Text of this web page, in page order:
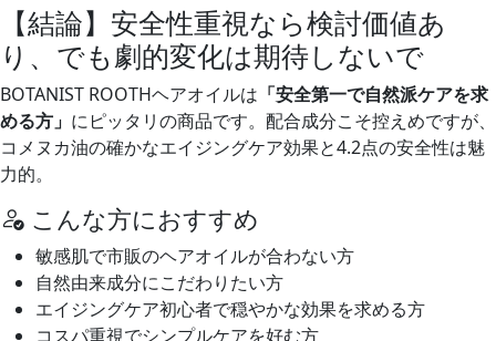
【結論】安全性重視なら検討価値あ
り、でも劇的変化は期待しないで
BOTANIST ROOTHヘアオイルは 「安全第一で自然派ケアを求
める方」 にピッタリの商品です。配合成分こそ控えめですが、
コメヌカ油の確かなエイジングケア効果と4.2点の安全性は魅
力的。
こんな方におすすめ
敏感肌で市販のヘアオイルが合わない方
自然由来成分にこだわりたい方
エイジングケア初心者で穏やかな効果を求める方
コスパ重視でシンプルケアを好む方